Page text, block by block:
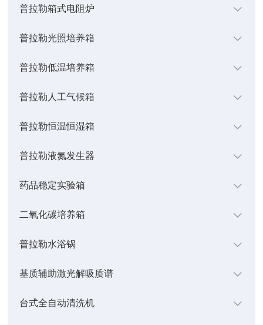
普拉勒箱式电阻炉
普拉勒光照培养箱
普拉勒低温培养箱
普拉勒人工气候箱
普拉勒恒温恒湿箱
普拉勒液氮发生器
药品稳定实验箱
二氧化碳培养箱
普拉勒水浴锅
基质辅助激光解吸质谱
台式全自动清洗机